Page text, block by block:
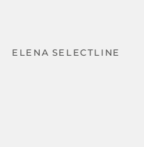
ELENA SELECTLINE